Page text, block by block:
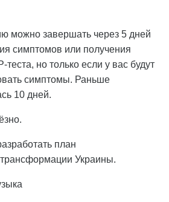
можно завершать через 5 дней
симптомов или получения
но только если у вас будут
симптомы. Раньше
10 дней.
план
Украины.